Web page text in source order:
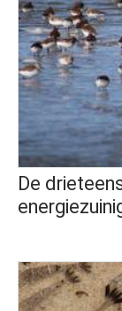
De